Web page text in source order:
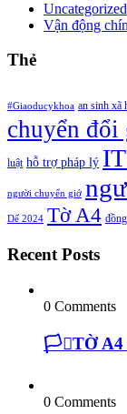
Uncategorized
Vận động
Thẻ
#Giaoducykhoa an sinh xã
chuyển
luật hỗ trợ pháp lý
người chuyển giớ
Dế 2024 Tờ A4
Recent Posts
0 Comments
🏳️‍⚧️TỜ A4
0 Comments